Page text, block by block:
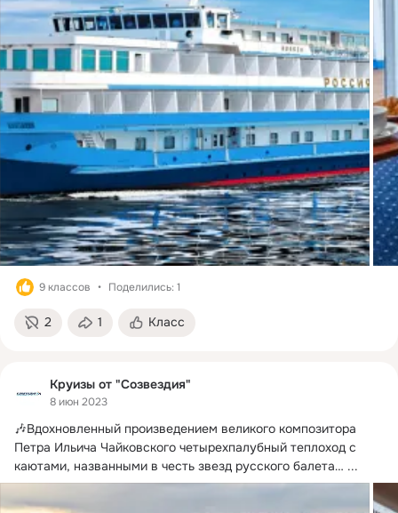
9 классов Поделились: 1
2 1 Класс
Круизы от "Созвездия"
8 июн 2023
🎶Вдохновленный произведением великого композитора
Петра Ильича Чайковского четырехпалубный теплоход с
каютами, названными в честь звезд русского балета… ...